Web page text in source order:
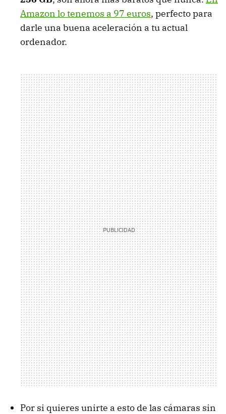
Amazon lo tenemos a 97 euros, perfecto para
darle una buena aceleración a tu actual
ordenador.
Por si quieres unirte a esto de las cámaras sin